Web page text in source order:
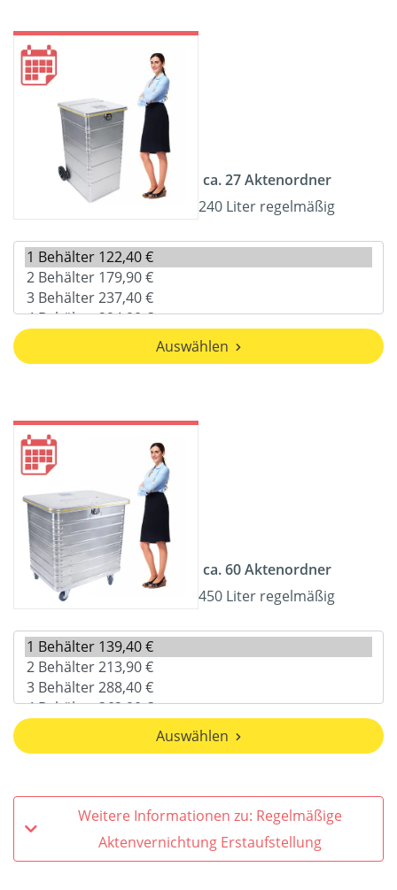
ca. 27 Aktenordner
240 Liter regelmäßig
Auswählen
ca. 60 Aktenordner
450 Liter regelmäßig
Auswählen
Weitere Informationen zu: Regelmäßige
Aktenvernichtung Erstaufstellung